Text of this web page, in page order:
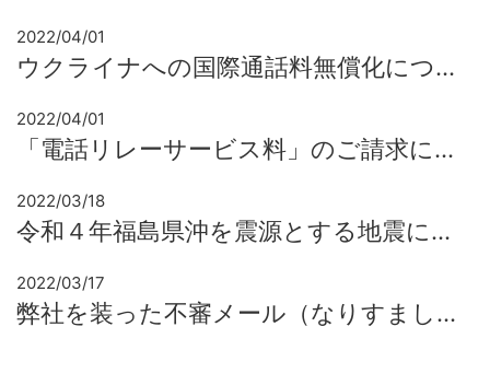
2022/04/01
ウクライナへの国際通話料無償化について
2022/04/01
「電話リレーサービス料」のご請求について
2022/03/18
令和４年福島県沖を震源とする地震に係る「インボイス光」特別措置
2022/03/17
弊社を装った不審メール（なりすましメール）に関するお詫びとお知らせ